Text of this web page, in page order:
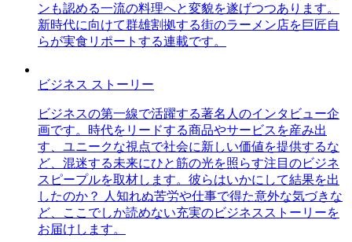
ンも認める一流の料理へと変貌を遂げつつあります。
新時代に向けて群雄割拠する街のラーメン店を巨匠自
らが実食リポートする連載です。
ビジネス ストーリー
ビジネスの第一線で活躍する著名人のインタビュー企
画です。時代をリードする商品やサービスを産み出
す、ユニークな視点で社会に新しい価値を提供するな
ど、混迷する未来にひと筋の光を照らす注目のビジネ
スピープルを取材します。彼らはいかにして結果を出
したのか？ 人知れぬ苦労や仕事で得た意外な気づきな
ど、ここでしか読めない充実のビジネスストーリーを
お届けします。